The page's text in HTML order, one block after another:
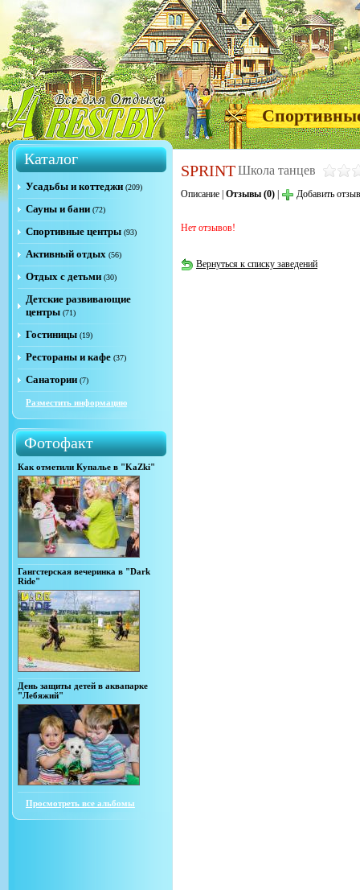
Каталог
Усадьбы и коттеджи (209)
Сауны и бани (72)
Спортивные центры (93)
Активный отдых (56)
Отдых с детьми (30)
Детские развивающие
центры (71)
Гостиницы (19)
Рестораны и кафе (37)
Санатории (7)
Разместить информацию
Фотофакт
Как отметили Купалье в "KaZki"
Гангстерская вечеринка в "Dark
Ride"
День защиты детей в аквапарке
"Лебяжий"
Просмотреть все альбомы
SPRINTШкола танцев
Описание Отзывы (0) Добавить отзыв
Нет отзывов!
Вернуться к списку заведений